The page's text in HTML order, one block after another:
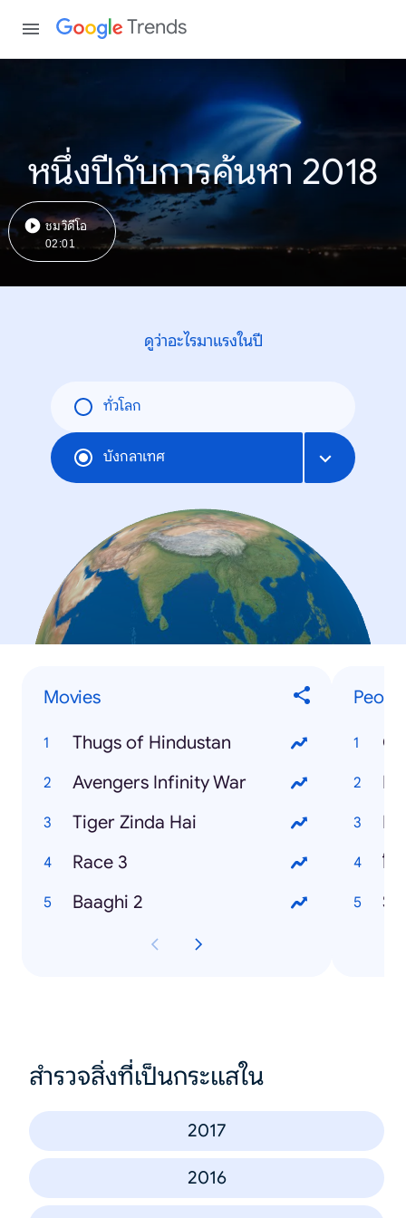
Trends
หนึ่งปีกับการค้นหา 2018
ชมวิดีโอ
02:01
ดูว่าอะไรมาแรงในปี
ทั่วโลก
บังกลาเทศ
Movies
Thugs of Hindustan
Avengers Infinity War
Tiger Zinda Hai
Race 3
Baaghi 2
สำรวจสิ่งที่เป็นกระแสใน
2017
2016